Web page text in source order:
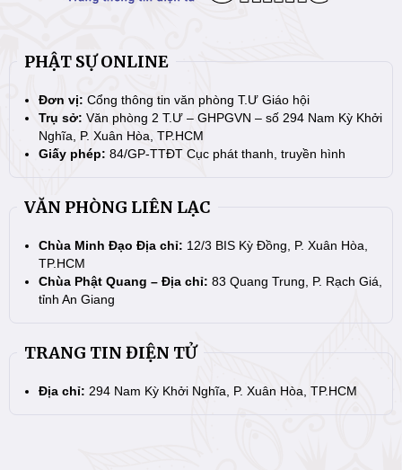
PHẬT SỰ ONLINE
Đơn vị: Cổng thông tin văn phòng T.Ư Giáo hội
Trụ sở: Văn phòng 2 T.Ư – GHPGVN – số 294 Nam Kỳ Khởi
Nghĩa, P. Xuân Hòa, TP.HCM
Giấy phép: 84/GP-TTĐT Cục phát thanh, truyền hình
VĂN PHÒNG LIÊN LẠC
Chùa Minh Đạo Địa chỉ: 12/3 BIS Kỳ Đồng, P. Xuân Hòa,
TP.HCM
Chùa Phật Quang – Địa chỉ: 83 Quang Trung, P. Rạch Giá,
tỉnh An Giang
TRANG TIN ĐIỆN TỬ
Địa chỉ: 294 Nam Kỳ Khởi Nghĩa, P. Xuân Hòa, TP.HCM